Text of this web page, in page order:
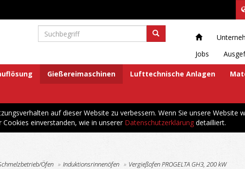
Jobs
Gießereimaschinen Lufttechnische Anlagen
auf dieser Website zu verbessern. Wenn Sie unsere Website
einverstanden, wie in unserer Datenschutzerklärung detailliert.
Öfen Induktionsrinnenöfen Vergießofen PROGELTA GH3, 200 kW